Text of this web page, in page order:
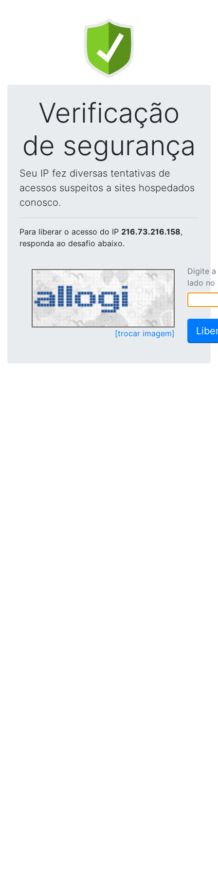
Verificação
de segurança
Seu IP fez diversas tentativas de
acessos suspeitos a sites hospedados
conosco.
Para liberar o acesso do IP 216.73.216.158,
responda ao desafio abaixo.
[trocar imagem]
Digite
lado no